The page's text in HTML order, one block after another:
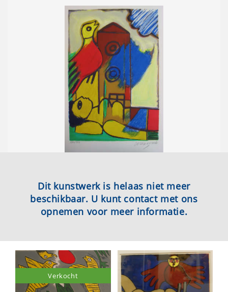
Dit kunstwerk is helaas niet meer
beschikbaar. U kunt contact met ons
opnemen voor meer informatie.
Verkocht